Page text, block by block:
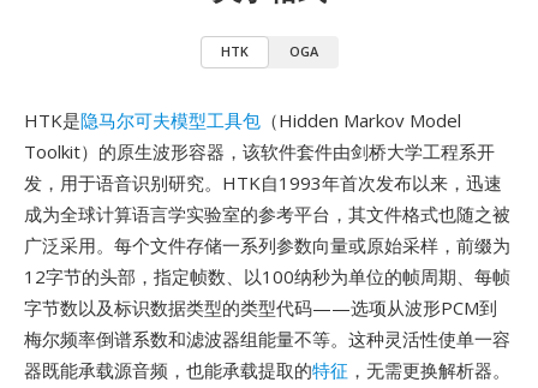
HTK OGA
HTK是隐马尔可夫模型工具包 （Hidden Markov Model
Toolkit）的原生波形容器，该软件套件由剑桥大学工程系开
发，用于语音识别研究。HTK自1993年首次发布以来，迅速
成为全球计算语言学实验室的参考平台，其文件格式也随之被
广泛采用。每个文件存储一系列参数向量或原始采样，前缀为
12字节的头部，指定帧数、以100纳秒为单位的帧周期、每帧
字节数以及标识数据类型的类型代码——选项从波形PCM到
梅尔频率倒谱系数和滤波器组能量不等。这种灵活性使单一容
器既能承载源音频，也能承载提取的特征 ，无需更换解析器。